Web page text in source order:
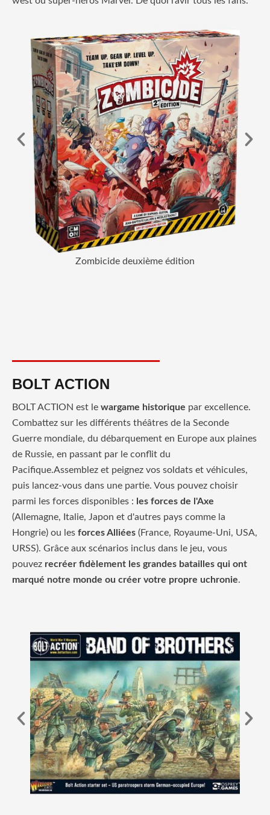
Zombicide deuxième édition
BOLT ACTION
BOLT ACTION est le wargame historique par excellence.
Combattez sur les différents théâtres de la Seconde
Guerre mondiale, du débarquement en Europe aux plaines
de Russie, en passant par le conflit du
Pacifique.Assemblez et peignez vos soldats et véhicules,
puis lancez-vous dans une partie. Vous pouvez choisir
parmi les forces disponibles : les forces de l'Axe
(Allemagne, Italie, Japon et d'autres pays comme la
Hongrie) ou les forces Alliées (France, Royaume-Uni, USA,
URSS). Grâce aux scénarios inclus dans le jeu, vous
pouvez recréer fidèlement les grandes batailles qui ont
marqué notre monde ou créer votre propre uchronie.